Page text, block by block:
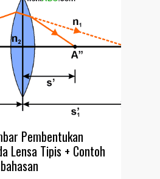
Pembentukan
Lensa Tipis + Contoh